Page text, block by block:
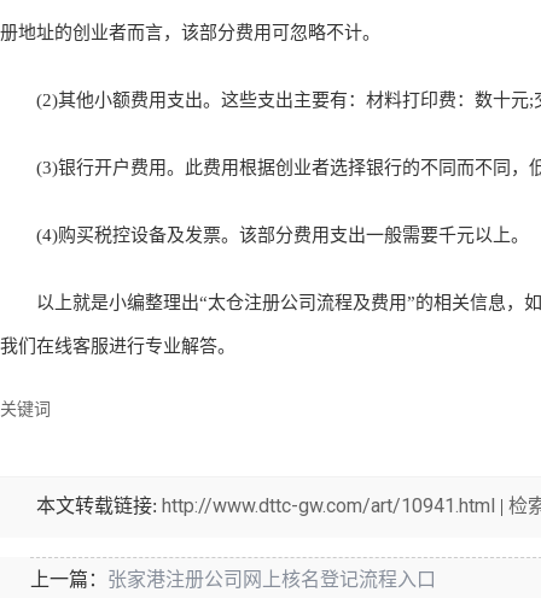
册地址的创业者而言，该部分费用可忽略不计。
(2)其他小额费用支出。这些支出主要有：材料打印费：数十元;
(3)银行开户费用。此费用根据创业者选择银行的不同而不同，
(4)购买税控设备及发票。该部分费用支出一般需要千元以上。
以上就是小编整理出“太仓注册公司流程及费用”的相关信息，
我们在线客服进行专业解答。
关键词
本文转载链接: http://www.dttc-gw.com/art/10941.html | 检
上一篇： 张家港注册公司网上核名登记流程入口